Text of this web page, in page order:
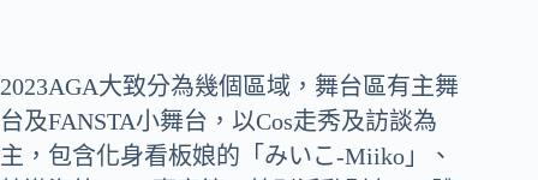
2023AGA大致分為幾個區域，舞台區有主舞
台及FANSTA小舞台，以Cos走秀及訪談為
主，包含化身看板娘的「みいこ-Miiko」、